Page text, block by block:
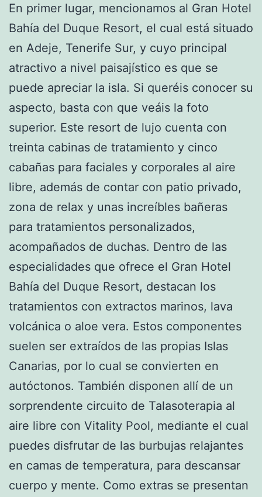
En primer lugar, mencionamos al Gran Hotel
Bahía del Duque Resort, el cual está situado
en Adeje, Tenerife Sur, y cuyo principal
atractivo a nivel paisajístico es que se
puede apreciar la isla. Si queréis conocer su
aspecto, basta con que veáis la foto
superior. Este resort de lujo cuenta con
treinta cabinas de tratamiento y cinco
cabañas para faciales y corporales al aire
libre, además de contar con patio privado,
zona de relax y unas increíbles bañeras
para tratamientos personalizados,
acompañados de duchas. Dentro de las
especialidades que ofrece el Gran Hotel
Bahía del Duque Resort, destacan los
tratamientos con extractos marinos, lava
volcánica o aloe vera. Estos componentes
suelen ser extraídos de las propias Islas
Canarias, por lo cual se convierten en
autóctonos. También disponen allí de un
sorprendente circuito de Talasoterapia al
aire libre con Vitality Pool, mediante el cual
puedes disfrutar de las burbujas relajantes
en camas de temperatura, para descansar
cuerpo y mente. Como extras se presentan